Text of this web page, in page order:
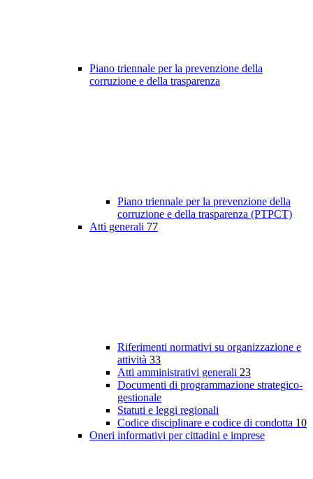
Piano triennale per la prevenzione della
corruzione e della trasparenza
Piano triennale per la prevenzione della
corruzione e della trasparenza (PTPCT)
Atti generali 77
Riferimenti normativi su organizzazione e
attività 33
Atti amministrativi generali 23
Documenti di programmazione strategico-
gestionale
Statuti e leggi regionali
Codice disciplinare e codice di condotta 10
Oneri informativi per cittadini e imprese